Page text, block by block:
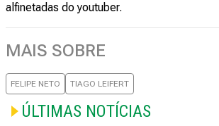
alfinetadas do youtuber.
MAIS SOBRE
FELIPE NETO TIAGO LEIFERT
ÚLTIMAS NOTÍCIAS